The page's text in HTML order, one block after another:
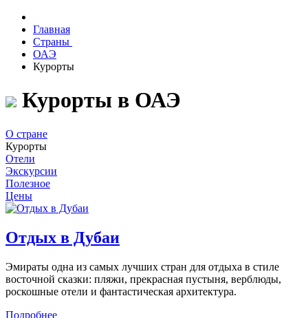
Главная
Страны
ОАЭ
Курорты
Курорты в ОАЭ
О стране
Курорты
Отели
Экскурсии
Полезное
Цены
Отдых в Дубаи
Эмираты одна из самых лучших стран для отдыха в стиле
восточной сказки: пляжи, прекрасная пустыня, верблюды,
роскошные отели и фантастическая архитектура.
Подробнее